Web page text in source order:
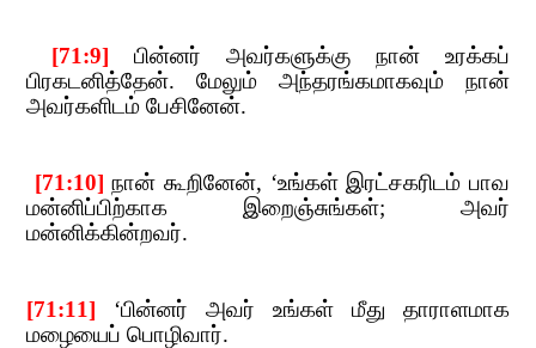
​​ [71:9] ​​பின்னர் அவர்களுக்கு நான் உரக்கப்
பிரகடனித்தேன். மேலும் அந்தரங்கமாகவும் நான்
அவர்களிடம் பேசினேன்.
​​ [71:10] ​​நான் கூறினேன், ‘உங்கள்​​ இரட்சகரிடம் பாவ
மன்னிப்பிற்காக இறைஞ்சுங்கள்;​​ அவர்
மன்னிக்கின்றவர்.
[71:11] ‘பின்னர் அவர் உங்கள் மீது தாராளமாக
மழையைப் பொழிவார்.